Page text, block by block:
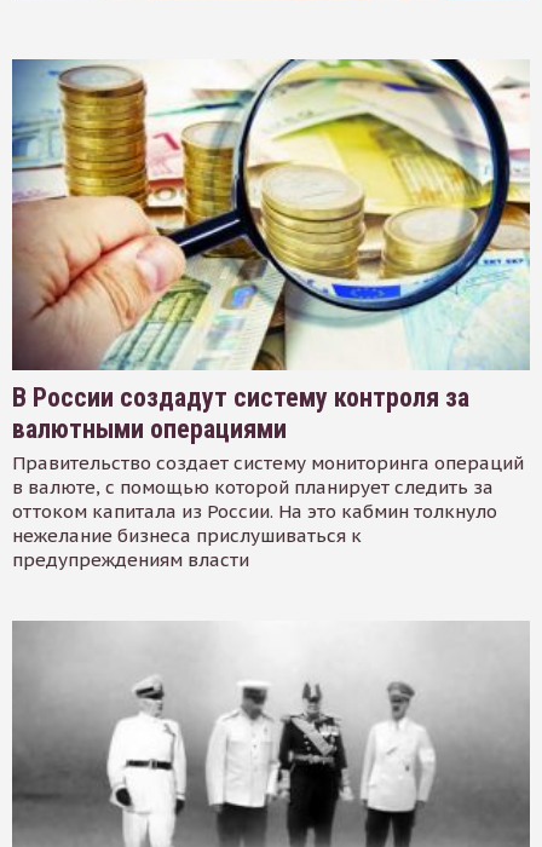
В России создадут систему контроля за
валютными операциями
Правительство создает систему мониторинга операций
в валюте, с помощью которой планирует следить за
оттоком капитала из России. На это кабмин толкнуло
нежелание бизнеса прислушиваться к
предупреждениям власти